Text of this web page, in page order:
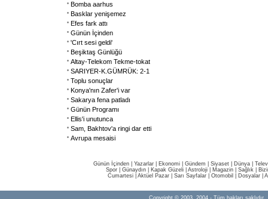
Bomba aarhus
Basklar yenişemez
Efes fark attı
Günün İçinden
'Cırt sesi geldi'
Beşiktaş Günlüğü
Altay-Telekom Tekme-tokat
SARIYER-K.GÜMRÜK: 2-1
Toplu sonuçlar
Konya'nın Zafer'i var
Sakarya fena patladı
Günün Programı
Ellis'i unutunca
Sam, Bakhtov'a ringi dar etti
Avrupa mesaisi
Günün İçinden Yazarlar Ekonomi Gündem Siyaset Dünya |
Spor
Günaydın Kapak Güzeli Astroloji Magazin Sağlık
Cumartesi| Aktüel Pazar| Sarı Sayfalar| Otomobil Dosyalar|
Copyright © 2003, 2004 - Tüm hakları saklıdır.